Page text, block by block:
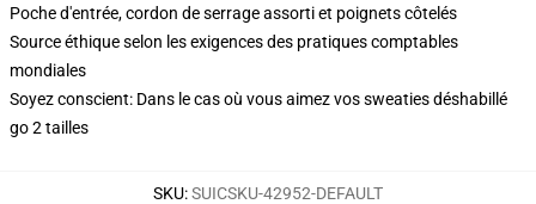
Poche d'entrée, cordon de serrage assorti et poignets côtelés
Source éthique selon les exigences des pratiques comptables
mondiales
Soyez conscient: Dans le cas où vous aimez vos sweaties déshabillé
go 2 tailles
SKU:SUICSKU-42952-DEFAULT